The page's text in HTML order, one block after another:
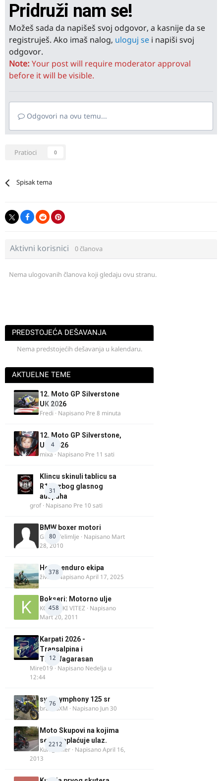
Pridruži nam se!
Možeš sada da napišeš svoj odgovor, a kasnije da se
registruješ. Ako imaš nalog, uloguj se i napiši svoj
odgovor.
Note: Your post will require moderator approval
before it will be visible.
Odgovori na ovu temu...
Pratioci 0
Spisak tema
Aktivni korisnici 0 članova
Nema ulogovanih članova koji gledaju ovu stranu.
PREDSTOJEĆA DEŠAVANJA
Nema predstojećih dešavanja u kalendaru.
AKTUELNE TEME
0
12. Moto GP Silverstone
UK 2026
Fredi · Napisano Pre 8 minuta
4
12. Moto GP Silverstone,
UK, 2026
mixa · Napisano Pre 11 sati
31
Klincu skinuli tablicu sa
R125 zbog glasnog
auspuha
grof· Napisano Pre 10 sati
80
BMW boxer motori
Guest Velimlje · Napisano Mart
28, 2010
378
Heavy enduro ekipa
živke · NapisanoApril 17, 2025
458
Bokseri: Motorno ulje
KOSOVSKI VITEZ · Napisano
Mart 20, 2011
12
Karpati 2026 -
Transalpina i
Transfagarasan
Mire019 · Napisano Nedelja u
12:44
76
sym symphony 125 sr
brankoXM · Napisano Jun 30
2212
Moto Skupovi na kojima
se ne naplaćuje ulaz.
Kum_Mixer · NapisanoApril 16,
2013